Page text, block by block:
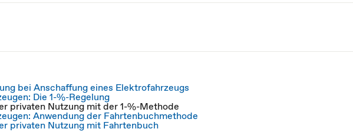
bei Anschaffung eines Elektrofahrzeugs
Die 1-%-Regelung
privaten Nutzung mit der 1-%-Methode
Anwendung der Fahrtenbuchmethode
privaten Nutzung mit Fahrtenbuch